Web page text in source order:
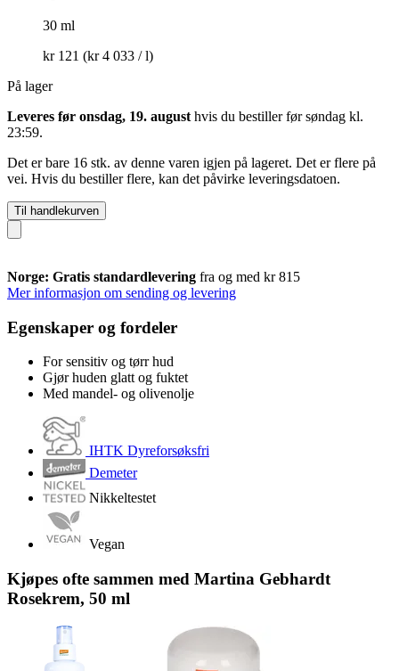
30 ml
kr 121 (kr 4 033 / l)
På lager
Leveres før onsdag, 19. august hvis du bestiller førsøndag kl.
23:59.
Det er bare 16 stk. av denne varen igjen på lageret. Det er flere på
vei. Hvis du bestiller flere, kan det påvirke leveringsdatoen.
Til handlekurven
Norge: Gratis standardlevering fra og med kr 815
Mer informasjon om sending og levering
Egenskaper og fordeler
For sensitiv og tørr hud
Gjør huden glatt og fuktet
Med mandel- og olivenolje
IHTK Dyreforsøksfri
Demeter
Nikkeltestet
Vegan
Kjøpes ofte sammen med Martina Gebhardt
Rosekrem, 50 ml